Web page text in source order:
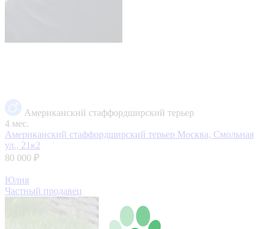
Американский стаффордширский терьер
4 мес.
Американский стаффордширский терьер Москва, Смольная
ул., 21к2
80 000 ₽
Юлия
Частный продавец